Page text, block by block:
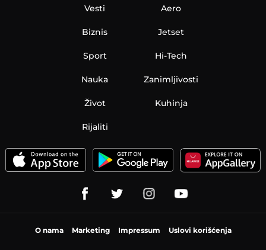
Vesti
Biznis
Sport
Nauka
Aero
Jetset
Hi-Tech
Zanimljivosti
Život Kuhinja
Rijaliti
O nama Marketing Impressum Uslovi korišćenja